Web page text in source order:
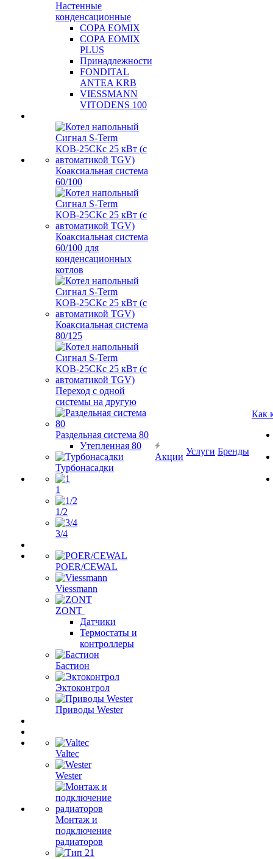
Настенные
конденсационные
COPA EOMIX
COPA EOMIX
PLUS
Принадлежности
FONDITAL
ANTEA KRB
VIESSMANN
VITODENS 100
Коаксиальная система
60/100
Коаксиальная система
60/100 для
конденсационных
котлов
Коаксиальная система
80/125
Переход с одной
системы на другую
Раздельная система 80
Утепленная 80
Турбонасадки
1
1/2
3/4
POER/CEWAL
Viessmann
ZONT
Датчики
Термостаты и
контроллеры
Бастион
Эктоконтрол
Приводы Wester
Valtec
Wester
Монтаж и
подключение
радиаторов
Акции
Услуги Бренды
Как